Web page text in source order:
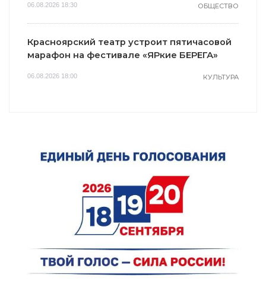
06.08.2026 18:30 ОБЩЕСТВО
Красноярский театр устроит пятичасовой
марафон на фестивале «ЯРкие БЕРЕГА»
06.08.2026 18:00 КУЛЬТУРА